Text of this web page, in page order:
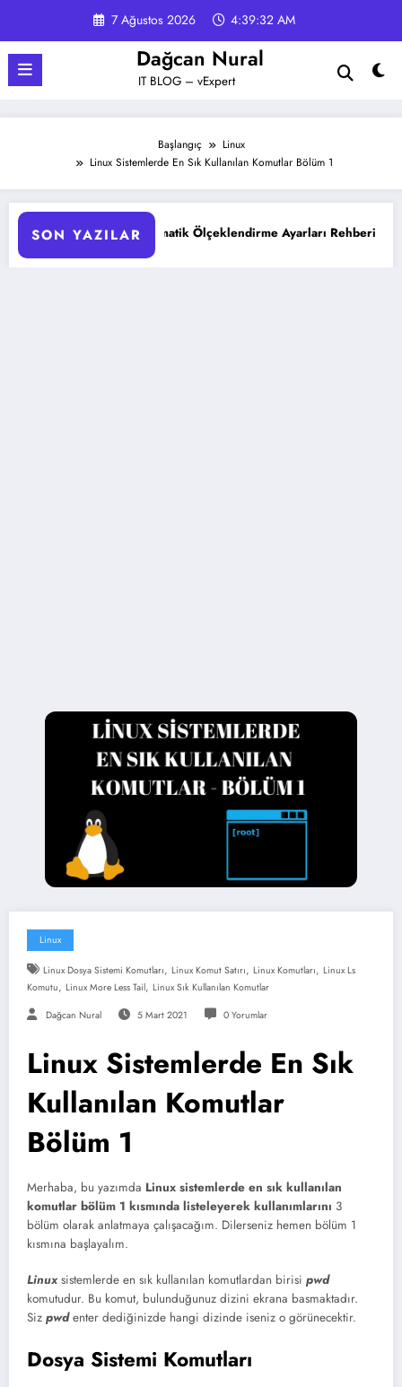
7 Ağustos 2026 4:39:33 AM
Dağcan Nural
IT BLOG – vExpert
Başlangıç
Linux
Linux Sistemlerde En Sık Kullanılan Komutlar Bölüm 1
SON YAZILAR
Otomatik Ölçeklendirme Ayarları Rehberi Google
Linux
Linux Dosya Sistemi Komutları, Linux Komut Satırı, Linux Komutları, Linux Ls
Komutu, Linux More Less Tail, Linux Sık Kullanılan Komutlar
Dağcan Nural 5 Mart 2021 0 Yorumlar
Linux Sistemlerde En Sık
Kullanılan Komutlar
Bölüm 1
Merhaba, bu yazımda Linux sistemlerde en sık kullanılan
komutlar bölüm 1 kısmında listeleyerek kullanımlarını 3
bölüm olarak anlatmaya çalışacağım. Dilerseniz hemen bölüm 1
kısmına başlayalım.
Linux sistemlerde en sık kullanılan komutlardan birisi pwd
komutudur. Bu komut, bulunduğunuz dizini ekrana basmaktadır.
Siz pwdenter dediğinizde hangi dizinde iseniz o görünecektir.
Dosya Sistemi Komutları